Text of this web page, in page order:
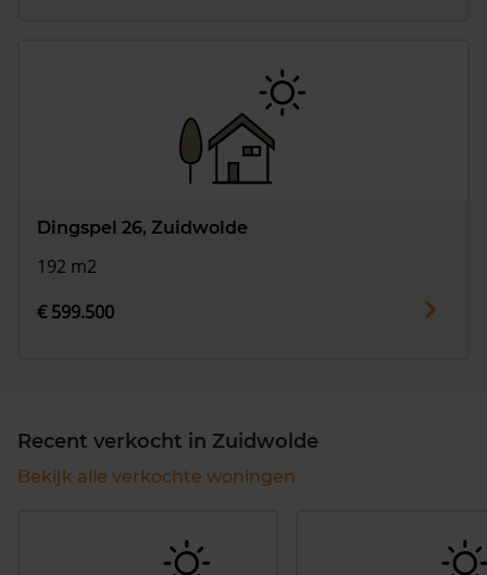
Dingspel 26, Zuidwolde
192 m2
€ 599.500
Recent verkocht in Zuidwolde
Bekijk alle verkochte woningen